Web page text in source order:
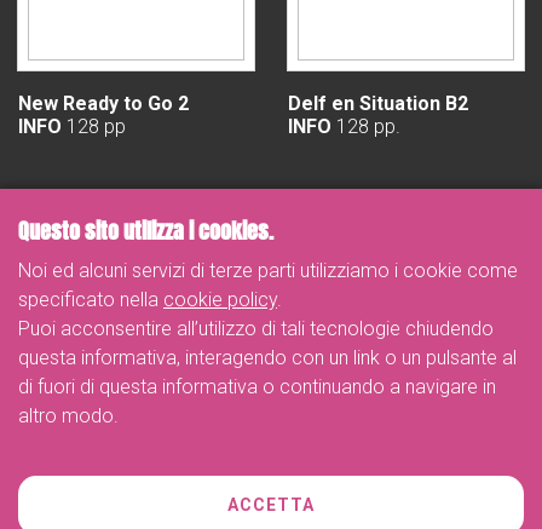
New Ready to Go 2
INFO 128 pp
Delf en Situation B2
INFO 128 pp.
Telefono
Questo sito utilizza i cookies.
Noi ed alcuni servizi di terze parti utilizziamo i cookie come
specificato nella cookie policy.
Puoi acconsentire all’utilizzo di tali tecnologie chiudendo
questa informativa, interagendo con un link o un pulsante al
di fuori di questa informativa o continuando a navigare in
altro modo.
ACCETTA